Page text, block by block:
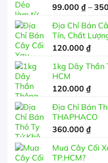
99.000 ₫ –
Địa Chỉ Bán
Tín, Chất
120.000 ₫
1kg Dây Thần
HCM
120.000 ₫
Địa Chỉ Bán
THAPHACO
360.000 ₫
Mua Cây Cối
TP.HCM?